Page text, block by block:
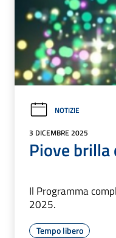
NOTIZIE
3 DICEMBRE 2025
Piove
Il Programma
2025.
Tempo libero